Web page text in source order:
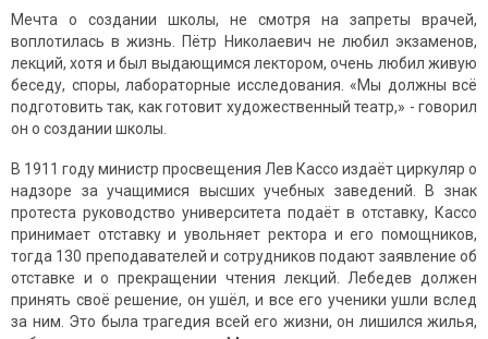
Мечта о создании школы, не смотря на запреты врачей,
воплотилась в жизнь. Пётр Николаевич не любил экзаменов,
лекций, хотя и был выдающимся лектором, очень любил живую
беседу, споры, лабораторные исследования. «Мы должны всё
подготовить так, как готовит художественный театр,» - говорил
он о создании школы.
В 1911 году министр просвещения Лев Кассо издаёт циркуляр о
надзоре за учащимися высших учебных заведений. В знак
протеста руководство университета подаёт в отставку, Кассо
принимает отставку и увольняет ректора и его помощников,
тогда 130 преподавателей и сотрудников подают заявление об
отставке и о прекращении чтения лекций. Лебедев должен
принять своё решение, он ушёл, и все его ученики ушли вслед
за ним. Это была трагедия всей его жизни, он лишился жилья,